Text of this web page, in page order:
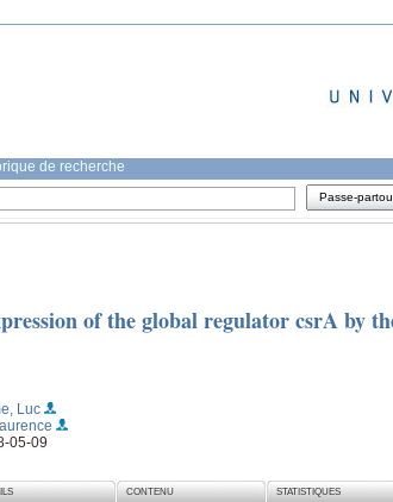
de recherche
Passe-
of the global regulator csrA by
Luc
05-09
CONTENU STATISTIQUES